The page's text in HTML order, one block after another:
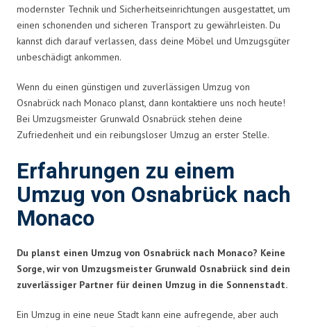
modernster Technik und Sicherheitseinrichtungen ausgestattet, um
einen schonenden und sicheren Transport zu gewährleisten. Du
kannst dich darauf verlassen, dass deine Möbel und Umzugsgüter
unbeschädigt ankommen.
Wenn du einen günstigen und zuverlässigen Umzug von
Osnabrück nach Monaco planst, dann kontaktiere uns noch heute!
Bei Umzugsmeister Grunwald Osnabrück stehen deine
Zufriedenheit und ein reibungsloser Umzug an erster Stelle.
Erfahrungen zu einem
Umzug von Osnabrück nach
Monaco
Du planst einen Umzug von Osnabrück nach Monaco? Keine
Sorge, wir von Umzugsmeister Grunwald Osnabrück sind dein
zuverlässiger Partner für deinen Umzug in die Sonnenstadt.
Ein Umzug in eine neue Stadt kann eine aufregende, aber auch